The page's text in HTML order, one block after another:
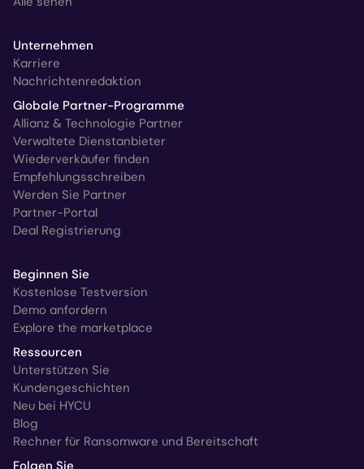
Unternehmen
Karriere
Nachrichtenredaktion
Globale Partner-Programme
Allianz & Technologie Partner
Verwaltete Dienstanbieter
Wiederverkäufer finden
Empfehlungsschreiben
Werden Sie Partner
Partner-Portal
Deal Registrierung
Beginnen Sie
Kostenlose Testversion
Demo anfordern
Explore the marketplace
Ressourcen
Unterstützen Sie
Kundengeschichten
Neu bei HYCU
Blog
Rechner für Ransomware und Bereitschaft
Folgen Sie